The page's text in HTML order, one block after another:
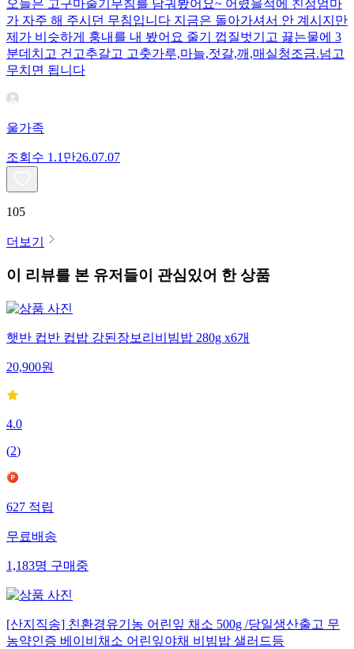
오늘은 고구마줄기무침를 담궈봤어요~ 어렸을적에 친정엄마
가 자주 해 주시던 무침입니다 지금은 돌아가셔서 안 계시지만
제가 비슷하게 훙내를 내 봤어요 줄기 껍질벗기고 끓는물에 3
분데치고 건고추갈고 고춧가루,마늘,젓갈,깨,매실청조금.넘고
무치면 됩니다
울가족
조회수 1.1만26.07.07
105
더보기
이 리뷰를 본 유저들이 관심있어 한 상품
햇반 컵반 컵밥 강된장보리비빔밥 280g x6개
20,900원
4.0
(2)
627 적립
무료배송
1,183명 구매중
[산지직송] 친환경유기농 어린잎 채소 500g /당일생산출고 무
농약인증 베이비채소 어린잎야채 비빔밥 샐러드등